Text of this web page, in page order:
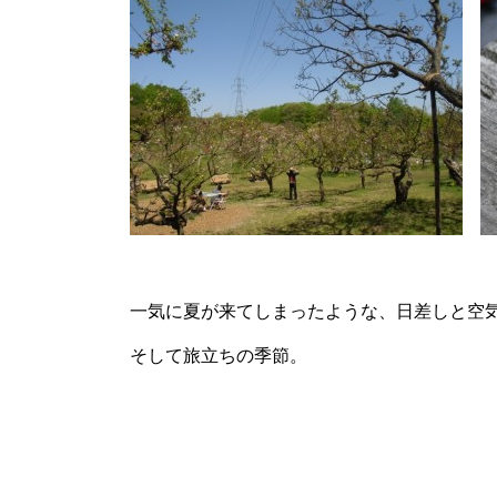
一気に夏が来てしまったような、日差しと空
そして旅立ちの季節。